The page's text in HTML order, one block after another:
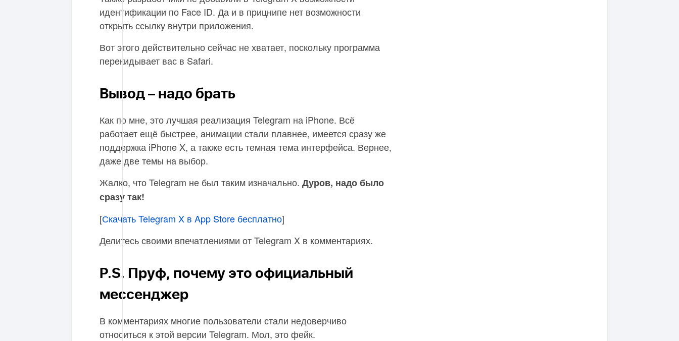
идентификации по Face ID. Да и в прицнипе нет возможности
открыть ссылку внутри приложения.
Вот этого действительно сейчас не хватает, поскольку программа
перекидывает вас в Safari.
Вывод – надо брать
Как по мне, это лучшая реализация Telegram на iPhone. Всё
работает ещё быстрее, анимации стали плавнее, имеется сразу же
поддержка iPhone X, а также есть темная тема интерфейса. Вернее,
даже две темы на выбор.
Жалко, что Telegram не был таким изначально. Дуров, надо было
сразу так!
[Скачать Telegram X в App Store бесплатно]
Делитесь своими впечатлениями от Telegram X в комментариях.
P.S. Пруф, почему это официальный
мессенджер
В комментариях многие пользователи стали недоверчиво
относиться к этой версии Telegram. Мол, это фейк.